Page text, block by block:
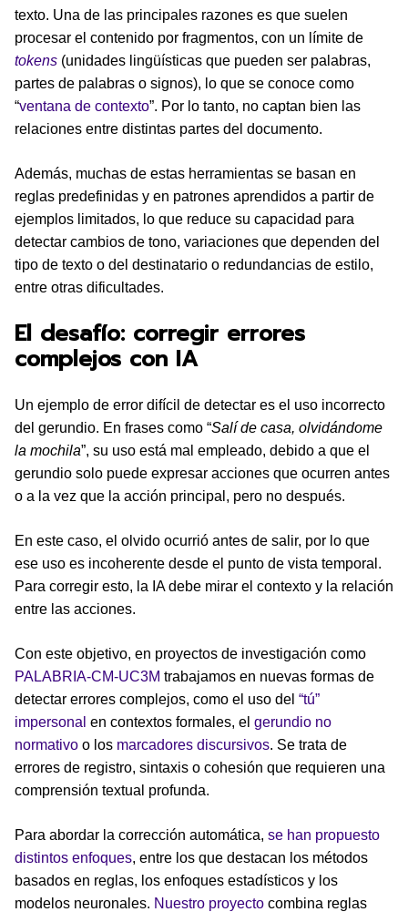
texto. Una de las principales razones es que suelen
procesar el contenido por fragmentos, con un límite de
tokens (unidades lingüísticas que pueden ser palabras,
partes de palabras o signos), lo que se conoce como
“ventana de contexto”. Por lo tanto, no captan bien las
relaciones entre distintas partes del documento.
Además, muchas de estas herramientas se basan en
reglas predefinidas y en patrones aprendidos a partir de
ejemplos limitados, lo que reduce su capacidad para
detectar cambios de tono, variaciones que dependen del
tipo de texto o del destinatario o redundancias de estilo,
entre otras dificultades.
El desafío: corregir errores
complejos con IA
Un ejemplo de error difícil de detectar es el uso incorrecto
del gerundio. En frases como “Salí de casa, olvidándome
la mochila”, su uso está mal empleado, debido a que el
gerundio solo puede expresar acciones que ocurren antes
o a la vez que la acción principal, pero no después.
En este caso, el olvido ocurrió antes de salir, por lo que
ese uso es incoherente desde el punto de vista temporal.
Para corregir esto, la IA debe mirar el contexto y la relación
entre las acciones.
Con este objetivo, en proyectos de investigación como
PALABRIA-CM-UC3M trabajamos en nuevas formas de
detectar errores complejos, como el uso del “tú”
impersonal en contextos formales, el gerundio no
normativo o los marcadores discursivos. Se trata de
errores de registro, sintaxis o cohesión que requieren una
comprensión textual profunda.
Para abordar la corrección automática, se han propuesto
distintos enfoques, entre los que destacan los métodos
basados en reglas, los enfoques estadísticos y los
modelos neuronales. Nuestro proyecto combina reglas